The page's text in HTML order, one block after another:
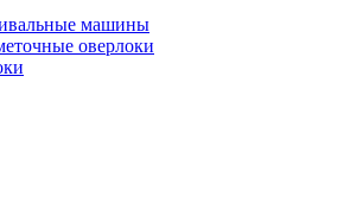
машины
оверлоки